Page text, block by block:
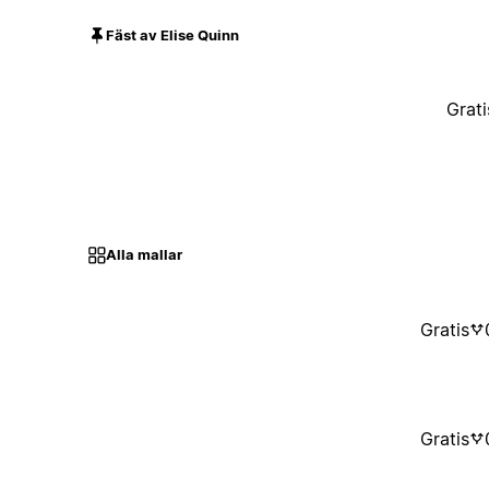
Fäst av Elise Quinn
Alla mallar
Gratis
Gratis